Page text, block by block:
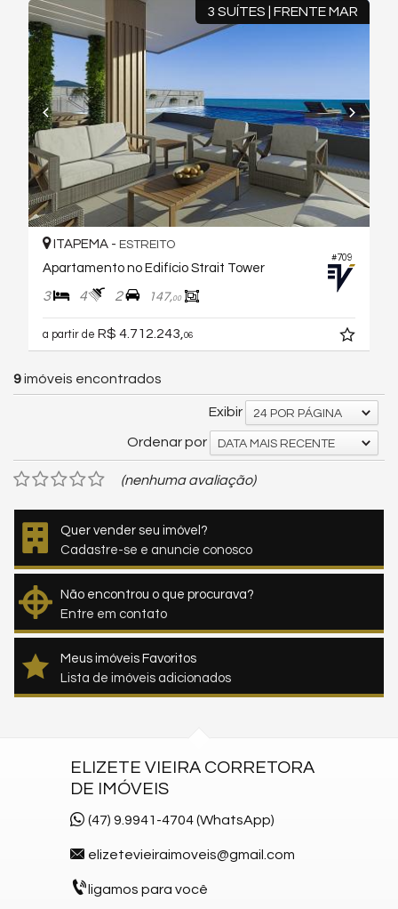
3 SUÍTES | FRENTE MAR
#709
ITAPEMA - ESTREITO
Apartamento no Edifício Strait Tower
3 4 2 147,00
a partir de R$ 4.712.243, 06
9imóveis encontrados
Exibir 24 POR PÁGINA
Ordenar por DATA MAIS RECENTE
(nenhuma avaliação)
Quer vender seu imóvel?
Cadastre-se e anuncie conosco
Não encontrou o que procurava?
Entre em contato
Meus imóveis Favoritos
Lista de imóveis adicionados
ELIZETE VIEIRA CORRETORA
DE IMÓVEIS
(47) 9.9941-4704 (WhatsApp)
elizetevieiraimoveis@gmail.com
ligamos para você